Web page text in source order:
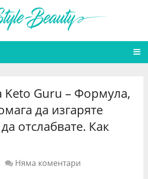
Keto Guru – Формула,
да изгаряте
отслабвате. Как
Няма коментари